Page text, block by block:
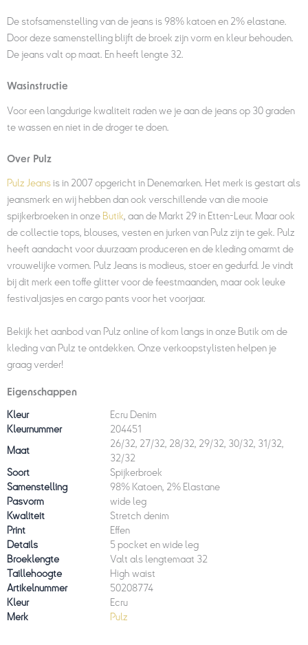
De stofsamenstelling van de jeans is 98% katoen en 2% elastane.
Door deze samenstelling blijft de broek zijn vorm en kleur behouden.
De jeans valt op maat. En heeft lengte 32.
Wasinstructie
Voor een langdurige kwaliteit raden we je aan de jeans op 30 graden
te wassen en niet in de droger te doen.
Over Pulz
Pulz Jeansis in 2007 opgericht in Denemarken. Het merk is gestart als
jeansmerk en wij hebben dan ook verschillende van die mooie
spijkerbroeken in onze Butik, aan de Markt 29 in Etten-Leur. Maar ook
de collectie tops, blouses, vesten en jurken van Pulz zijn te gek. Pulz
heeft aandacht voor duurzaam produceren en de kleding omarmt de
vrouwelijke vormen. Pulz Jeans is modieus, stoer en gedurfd. Je vindt
bij dit merk een toffe glitter voor de feestmaanden, maar ook leuke
festivaljasjes en cargo pants voor het voorjaar.
Bekijk het aanbod van Pulz online of kom langs in onze Butik om de
kleding van Pulz te ontdekken. Onze verkoopstylisten helpen je
graag verder!
Eigenschappen
Kleur
Ecru Denim
Kleurnummer
204451
Maat
26/32, 27/32, 28/32, 29/32, 30/32, 31/32,
32/32
Soort
Spijkerbroek
Samenstelling
98% Katoen, 2% Elastane
Pasvorm
wide leg
Kwaliteit
Stretch denim
Print
Effen
Details
5 pocket en wide leg
Broeklengte
Valt als lengtemaat 32
Taillehoogte
High waist
Artikelnummer
50208774
Kleur
Ecru
Merk
Pulz